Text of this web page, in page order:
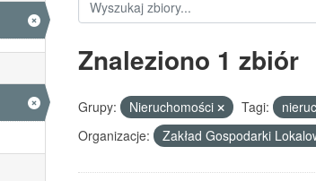
Znaleziono 1 zbiór
Grupy: Nieruchomości Tagi:
Organizacje:
Zakład Gospodarki